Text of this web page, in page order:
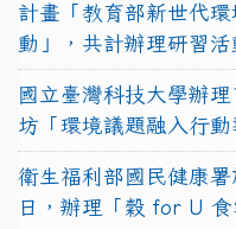
計畫「教育部新世代
動」，共計辦理研習活
國立臺灣科技大學辦
坊「環境議題融入行動
衛生福利部國民健康
日，辦理「穀 for U